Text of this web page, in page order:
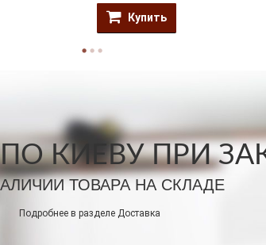
Купить
КИЕВУ ПРИ
ТОВАРА НА СКЛАДЕ
Подробнее в разделе Доставка